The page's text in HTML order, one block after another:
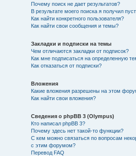
Почему поиск не дает результатов?
В результате моего поиска я получил
Как найти конкретного пользователя?
Как найти свои сообщения и темы?
Закладки и подписки на темы
Чем отличаются закладки от подписок?
Как мне подписаться на определенную
Как отказаться от подписки?
Вложения
Какие вложения разрешены на этом
Как найти свои вложения?
Сведения о phpBB 3 (Olympus)
Кто написал phpBB 3?
Почему здесь нет такой-то функции?
С кем можно связаться по вопросам
с этим форумом?
Перевод FAQ